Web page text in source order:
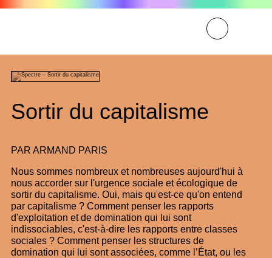
Sortir du capitalisme
PAR ARMAND PARIS
Nous sommes nombreux et nombreuses aujourd'hui à
nous accorder sur l'urgence sociale et écologique de
sortir du capitalisme. Oui, mais qu'est-ce qu'on entend
par capitalisme ? Comment penser les rapports
d'exploitation et de domination qui lui sont
indissociables, c'est-à-dire les rapports entre classes
sociales ? Comment penser les structures de
domination qui lui sont associées, comme l’État, ou les